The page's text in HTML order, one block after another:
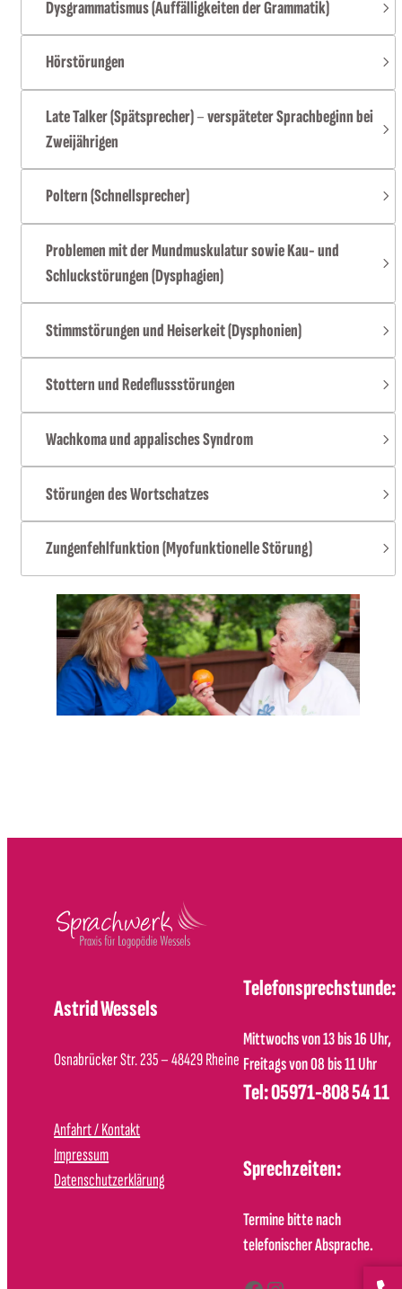
Dysgrammatismus (Auffälligkeiten der Grammatik)
Hörstörungen
Late Talker (Spätsprecher)–verspäteter Sprachbeginn bei
Zweijährigen
Poltern (Schnellsprecher)
Problemen mit der Mundmuskulatur sowie Kau- und
Schluckstörungen (Dysphagien)
Stimmstörungen und Heiserkeit (Dysphonien)
Stottern und Redeflussstörungen
Wachkoma und appalisches Syndrom
Störungen des Wortschatzes
Zungenfehlfunktion (Myofunktionelle Störung)
Astrid Wessels
Osnabrücker Str. 235 – 48429 Rheine
Anfahrt / Kontakt
Impressum
Datenschutzerklärung
Telefonsprechstunde:
Mittwochs von 13 bis 16 Uhr,
Freitags von 08 bis 11 Uhr
Tel: 05971-808 54 11
Sprechzeiten:
Termine bitte nach
telefonischer Absprache.